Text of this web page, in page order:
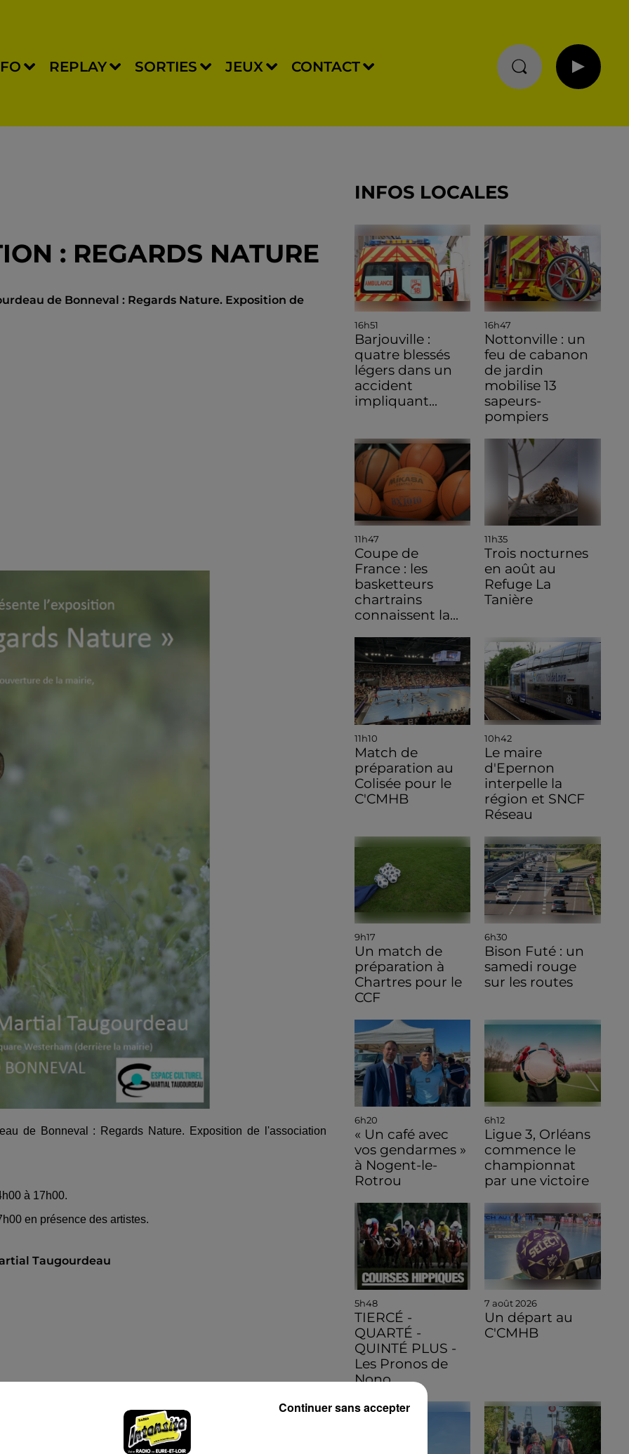
REPLAY SORTIES JEUX CONTACT
: REGARDS NATURE
de Bonneval : Regards Nature. Exposition de
de Bonneval : Regards Nature. Exposition de l'association
à 17h00.
en présence des artistes.
Taugourdeau
INFOS LOCALES
16h51
Barjouville :
quatre blessés
légers dans un
accident
impliquant...
16h47
Nottonville : un
feu de cabanon
de jardin
mobilise 13
sapeurs-
pompiers
11h47
Coupe de
France : les
basketteurs
chartrains
connaissent la...
11h35
Trois nocturnes
en août au
Refuge La
Tanière
11h10
Match de
préparation au
Colisée pour le
C'CMHB
10h42
Le maire
d'Epernon
interpelle la
région et SNCF
Réseau
9h17
Un match de
préparation à
Chartres pour le
CCF
6h30
Bison Futé : un
samedi rouge
sur les routes
6h20
« Un café avec
vos gendarmes »
à Nogent-le-
Rotrou
6h12
Ligue 3, Orléans
commence le
championnat
par une victoire
5h48
TIERCÉ -
QUARTÉ -
QUINTÉ PLUS -
Les Pronos de
Nono
7 août 2026
Un départ au
C'CMHB
Continuer sans accepter